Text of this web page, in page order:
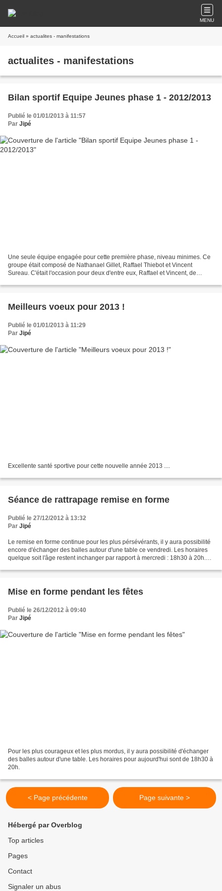
MENU
Accueil » actualites - manifestations
actualites - manifestations
Bilan sportif Equipe Jeunes phase 1 - 2012/2013
Publié le 01/01/2013 à 11:57
Par Jipé
Une seule équipe engagée pour cette première phase, niveau minimes. Ce
groupe était composé de Nathanael Gillet, Raffael Thiebot et Vincent
Sureau. C'était l'occasion pour deux d'entre eux, Raffael et Vincent, de
Meilleurs voeux pour 2013 !
Publié le 01/01/2013 à 11:29
Par Jipé
Excellente santé sportive pour cette nouvelle année 2013 ....
Séance de rattrapage remise en forme
Publié le 27/12/2012 à 13:32
Par Jipé
Le remise en forme continue pour les plus pérsévérants, il y aura possibilité
encore d'échanger des balles autour d'une table ce vendredi. Les horaires
quelque soit l'âge restent inchanger par rapport à mercredi : 18h30 à 20h.
Mise en forme pendant les fêtes
Publié le 26/12/2012 à 09:40
Par Jipé
Pour les plus courageux et les plus mordus, il y aura possibilité d'échanger
des balles autour d'une table. Les horaires pour aujourd'hui sont de 18h30 à
20h.
< Page précédente Page suivante >
Hébergé par Overblog
Top articles
Pages
Contact
Signaler un abus